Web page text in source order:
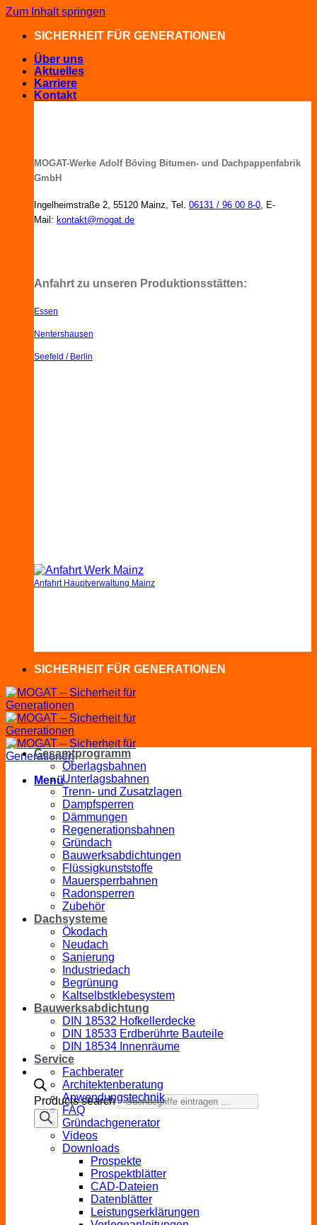
Zum Inhalt springen
SICHERHEIT FÜR GENERATIONEN
Über uns
Aktuelles
Karriere
Kontakt
MOGAT-Werke Adolf Böving Bitumen- und Dachpappenfabrik
GmbH
Ingelheimstraße 2, 55120 Mainz, Tel. 06131 / 96 00 8-0, E-
Mail: kontakt@mogat.de
Anfahrt zu unseren Produktionsstätten:
Essen
Nentershausen
Seefeld / Berlin
Anfahrt Hauptverwaltung Mainz
SICHERHEIT FÜR GENERATIONEN
Menü
Products search
Gesamtprogramm
Oberlagsbahnen
Unterlagsbahnen
Trenn- und Zusatzlagen
Dampfsperren
Dämmungen
Regenerationsbahnen
Gründach
Bauwerksabdichtungen
Flüssigkunststoffe
Mauersperrbahnen
Radonsperren
Zubehör
Dachsysteme
Ökodach
Neudach
Sanierung
Industriedach
Begrünung
Kaltselbstklebesystem
Bauwerksabdichtung
DIN 18532 Hofkellerdecke
DIN 18533 Erdberührte Bauteile
DIN 18534 Innenräume
Service
Fachberater
Architektenberatung
Anwendungstechnik
FAQ
Gründachgenerator
Videos
Downloads
Prospekte
Prospektblätter
CAD-Dateien
Datenblätter
Leistungserklärungen